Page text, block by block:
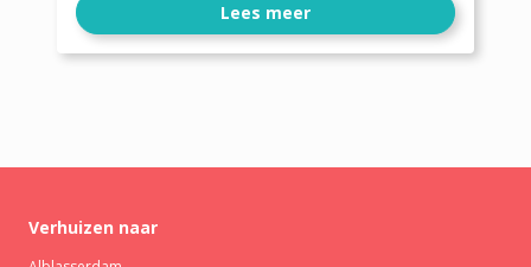
Lees meer
Verhuizen naar